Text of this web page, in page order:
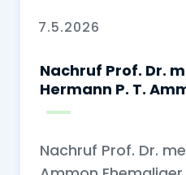
7.5.2026
Nachruf Prof. Dr.
Hermann P. T.
Nachruf Prof. Dr.